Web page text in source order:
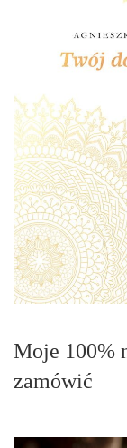
Moje 100%
zamówić